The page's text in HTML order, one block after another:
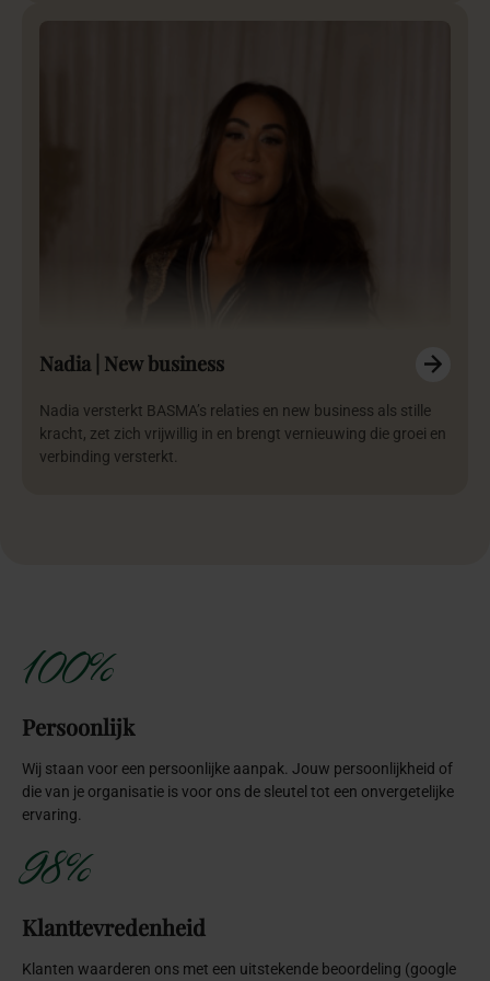
Nadia | New business
Nadia versterkt BASMA’s relaties en new business als stille
kracht, zet zich vrijwillig in en brengt vernieuwing die groei en
verbinding versterkt.
100%
Persoonlijk
Wij staan voor een persoonlijke aanpak. Jouw persoonlijkheid of
die van je organisatie is voor ons de sleutel tot een onvergetelijke
ervaring.
98%
Klanttevredenheid
Klanten waarderen ons met een uitstekende beoordeling (google